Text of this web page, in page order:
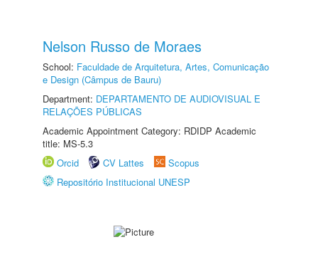
Nelson Russo de Moraes
School: Faculdade de Arquitetura, Artes, Comunicação
e Design (Câmpus de Bauru)
Department: DEPARTAMENTO DE AUDIOVISUAL E
RELAÇÕES PÚBLICAS
Academic Appointment Category: RDIDP Academic
title: MS-5.3
Orcid
CV Lattes
Scopus
Repositório Institucional UNESP